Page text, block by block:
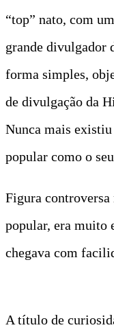
“top” nato, com
grande divulgador
forma simples,
de divulgação da
Nunca mais
popular como o
Figura
popular, era muito
chegava com
A título de